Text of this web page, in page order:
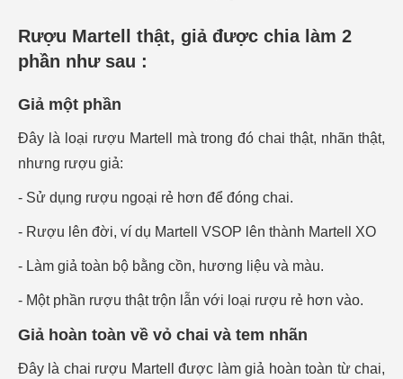
Rượu Martell thật, giả được chia làm 2
phần như sau :
Giả một phần
Đây là loại rượu Martell mà trong đó chai thật, nhãn thật,
nhưng rượu giả:
- Sử dụng rượu ngoại rẻ hơn để đóng chai.
- Rượu lên đời, ví dụ Martell VSOP lên thành Martell XO
- Làm giả toàn bộ bằng cồn, hương liệu và màu.
- Một phần rượu thật trộn lẫn với loại rượu rẻ hơn vào.
Giả hoàn toàn về vỏ chai và tem nhãn
Đây là chai rượu Martell được làm giả hoàn toàn từ chai,